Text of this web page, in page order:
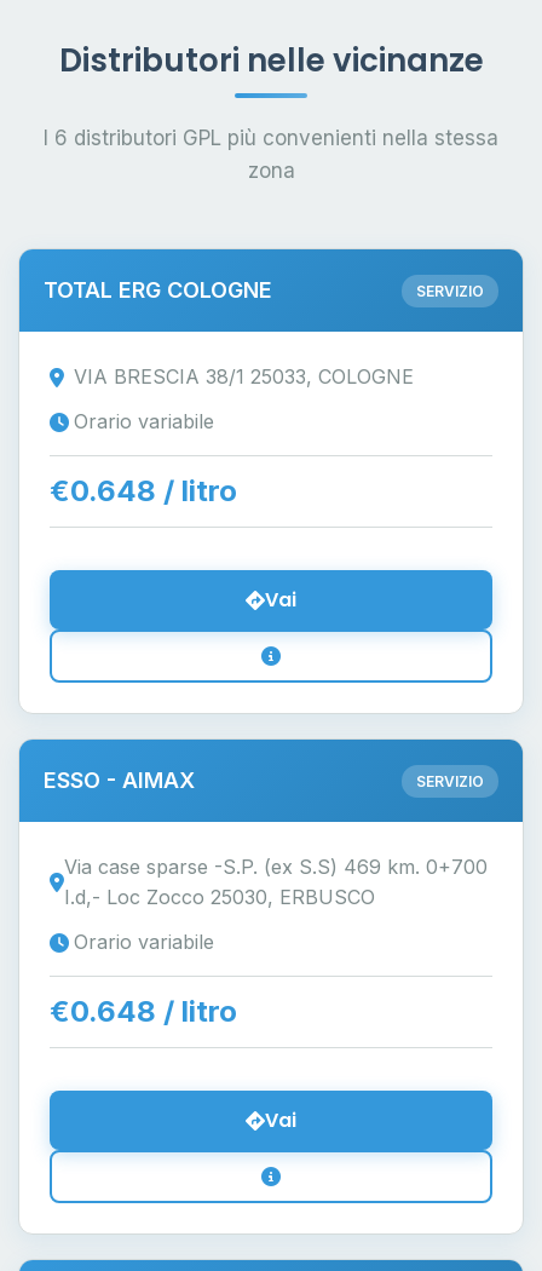
Distributori nelle vicinanze
I 6 distributori GPL più convenienti nella stessa
zona
TOTAL ERG COLOGNE SERVIZIO
VIA BRESCIA 38/1 25033, COLOGNE
Orario variabile
€0.648 / litro
Vai
ESSO - AIMAX SERVIZIO
Via case sparse -S.P. (ex S.S) 469 km. 0+700
I.d,- Loc Zocco 25030, ERBUSCO
Orario variabile
€0.648 / litro
Vai